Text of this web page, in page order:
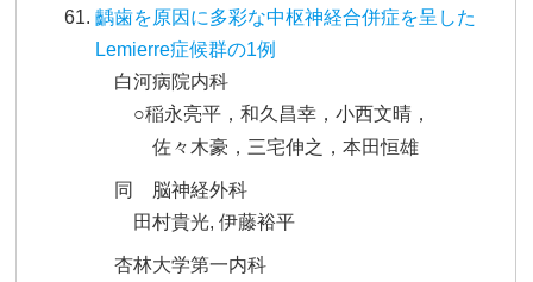
齲歯を原因に多彩な中枢神経合併症を呈した
Lemierre症候群の1例
白河病院内科
○稲永亮平，和久昌幸，小西文晴，
佐々木豪，三宅伸之，本田恒雄
同 脳神経外科
田村貴光, 伊藤裕平
杏林大学第一内科